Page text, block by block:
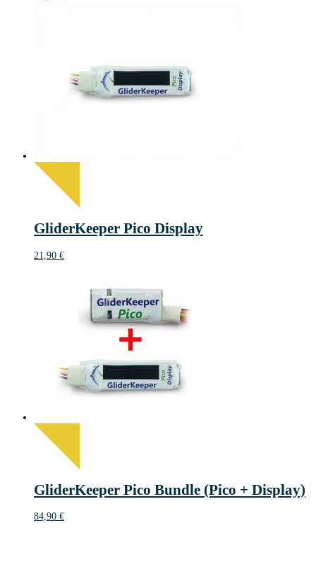
GliderKeeper Pico Display
21,90 €
GliderKeeper Pico Bundle (Pico + Display)
84,90 €